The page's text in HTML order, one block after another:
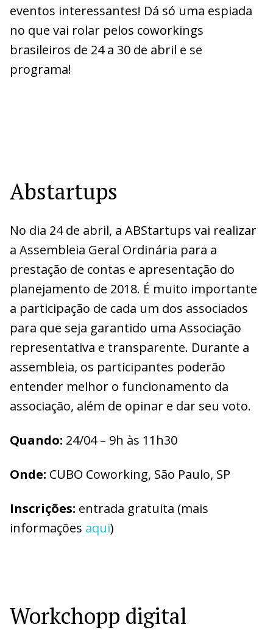
eventos interessantes! Dá só uma espiada
no que vai rolar pelos coworkings
brasileiros de 24 a 30 de abril e se
programa!
Abstartups
No dia 24 de abril, a ABStartups vai realizar
a Assembleia Geral Ordinária para a
prestação de contas e apresentação do
planejamento de 2018. É muito importante
a participação de cada um dos associados
para que seja garantido uma Associação
representativa e transparente. Durante a
assembleia, os participantes poderão
entender melhor o funcionamento da
associação, além de opinar e dar seu voto.
Quando: 24/04 – 9h às 11h30
Onde: CUBO Coworking, São Paulo, SP
Inscrições: entrada gratuita (mais
informações aqui)
Workchopp digital